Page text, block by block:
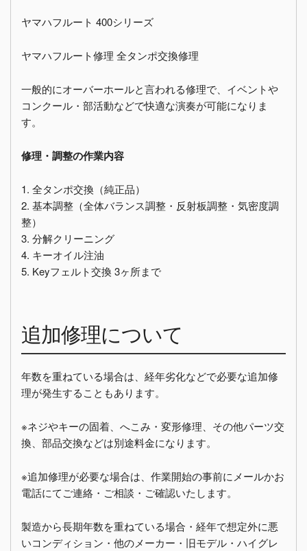
ヤマハフルート 400シリーズ
ヤマハフルート修理 全タンポ交換修理
一般的にオーバーホールと言われる修理で、イベントや
コンクール・部活動などで快適な演奏が可能になりま
す。
修理・調整の作業内容
1. 全タンポ交換（純正品）
2. 基本調整（全体バランス調整・反射板調整・気密度調
整）
3. 分解クリーニング
4. キーオイル注油
5. Keyフェルト交換 3ヶ所まで
追加修理について
年数を重ねている場合は、経年劣化などで必要な追加修
理が発生することもあります。
※ネジやキーの固着、へこみ・変形修理、その他パーツ交
換、部品交換などは別途料金になります。
※追加修理が必要な場合は、作業開始の事前にメールかお
電話にてご連絡・ご相談・ご確認いたします。
製造から長期年数を重ねている場合・経年で想定外に悪
いコンディション・他のメーカー・旧モデル・ハイグレ